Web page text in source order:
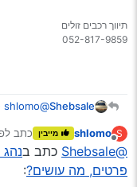
תיווך רכבים זולים
Shebsale
@shlomo
אתה
מבטחת
או
אני לא
S
מנותק
shlomo מייבין כתב לפני 9
נערך
@Shebsale כתב ב
פרטים, מה עושים?: